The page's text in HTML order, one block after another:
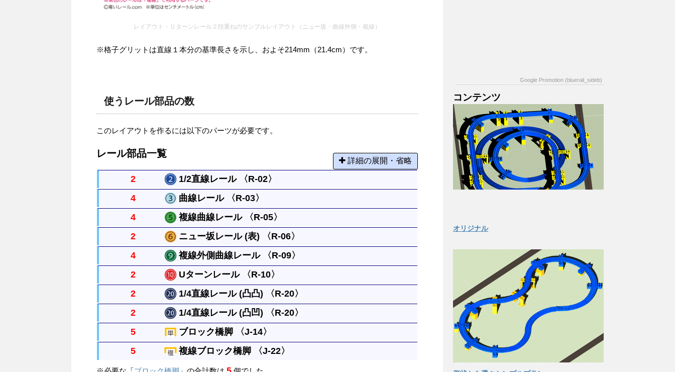
レイアウト・Ｕターンレール２段重ねのサンプルレイアウト（ニュー坂・曲線外側・複線）
※格子グリットは直線１本分の基準長さを示し、およそ214mm（21.4cm）です。
使うレール部品の数
このレイアウトを作るには以下のパーツが必要です。
レール部品一覧
詳細の展開・省略
2 1/2直線レール 〈R-02〉
直線レールの半分の長さのまっすぐなレールです。
4 曲線レール 〈R-03〉
曲がったレールで半径は直線レール１本と同じです。円には８本必要です。
4 複線曲線レール 〈R-05〉
２本並んだ曲線が作れます。円にするには８本必要です。
2 ニュー坂レール (表) 〈R-06〉
直線レール２本の長さで橋脚ブロックの高さまで上げられます。両面使う事ができます。
（パーツに表裏の決まりはありませんが、上る方向に向かって凸を表として区別していま
4 複線外側曲線レール 〈R-09〉
複線曲線レール外側の長い方のレールを１本だけ使う場合のレールです。
2 Uターンレール 〈R-10〉
複線レール幅とつないで、Uターンさせるレールです。
2 1/4直線レール (凸凸) 〈R-20〉
直線レールの1/4の長さの真っすぐなレールです。つなぎ目が凸凸、凸凹、凹凹になった３
種類があります。
2 1/4直線レール (凸凹) 〈R-20〉
直線レールの1/4の長さの真っすぐなレールです。つなぎ目が凸凸、凸凹、凹凹になった３
種類があります。
5 ブロック橋脚 〈J-14〉
5 複線ブロック橋脚 〈J-22〉
Google Promotion (bluerail_sideb)
コンテンツ
オリジナル